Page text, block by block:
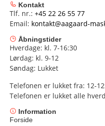
Kontakt
Tlf. nr.: +45 22 26 55 77
Email: kontakt@aagaard-
Åbningstider
Hverdage: kl. 7-16:30
Lørdag: kl. 9-12
Søndag: Lukket
Telefonen er lukket fra: 12-
Telefonen er lukket alle
Information
Forside